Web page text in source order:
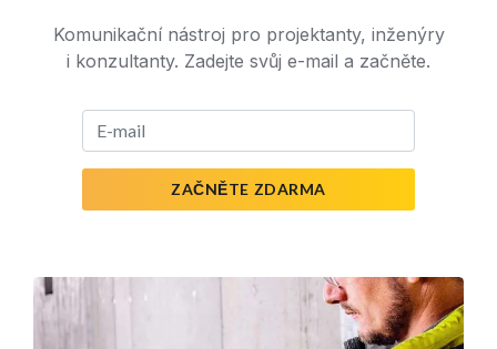
Komunikační nástroj pro projektanty, inženýry
i konzultanty. Zadejte svůj e-mail a začněte.
ZAČNĚTE ZDARMA